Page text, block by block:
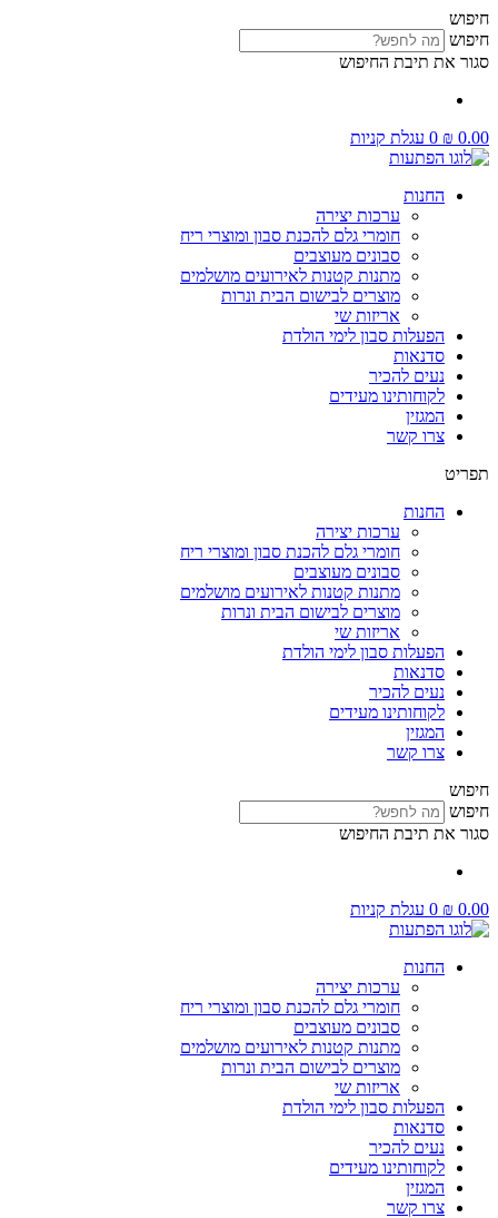
דלג
לתוכן
חיפוש
חיפוש
סגור את תיבת החיפוש
₪ 0.00
0 עגלת קניות
החנות
ערכות יצירה
חומרי גלם להכנת סבון ומוצרי ריח
סבונים מעוצבים
מתנות קטנות לאירועים מושלמים
מוצרים לבישום הבית ונרות
אריזות שי
הפעלות סבון לימי הולדת
סדנאות
נעים להכיר
לקוחותינו מעידים
המגזין
צרו קשר
תפריט
החנות
ערכות יצירה
חומרי גלם להכנת סבון ומוצרי ריח
סבונים מעוצבים
מתנות קטנות לאירועים מושלמים
מוצרים לבישום הבית ונרות
אריזות שי
הפעלות סבון לימי הולדת
סדנאות
נעים להכיר
לקוחותינו מעידים
המגזין
צרו קשר
חיפוש
חיפוש
סגור את תיבת החיפוש
₪ 0.00
0 עגלת קניות
החנות
ערכות יצירה
חומרי גלם להכנת סבון ומוצרי ריח
סבונים מעוצבים
מתנות קטנות לאירועים מושלמים
מוצרים לבישום הבית ונרות
אריזות שי
הפעלות סבון לימי הולדת
סדנאות
נעים להכיר
לקוחותינו מעידים
המגזין
צרו קשר